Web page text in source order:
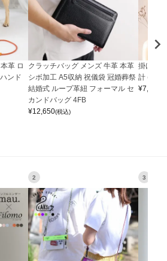
革 ロ
ンド
クラッチバッグ メンズ 牛革 本革
シボ加工 A5収納 祝儀袋 冠婚葬祭
結婚式 ループ革紐 フォーマル セ
カンドバッグ 4FB
¥12,650(税込)
掛け時
計
¥7,150
2 3